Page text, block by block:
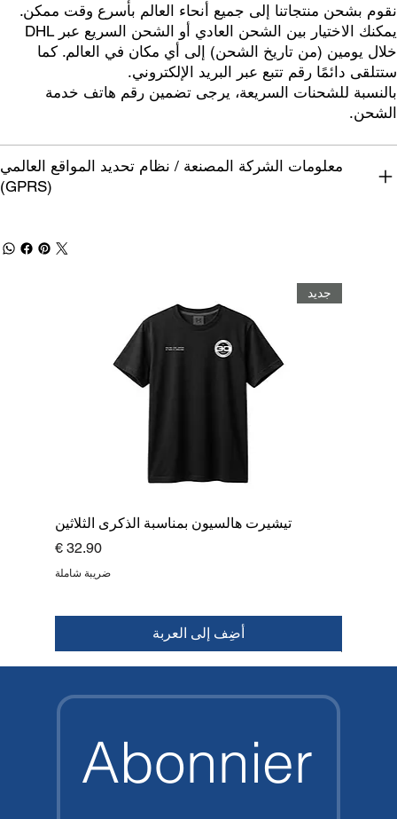
نقوم بشحن منتجاتنا إلى جميع أنحاء العالم بأسرع وقت ممكن.
يمكنك الاختيار بين الشحن العادي أو الشحن السريع عبر DHL
خلال يومين (من تاريخ الشحن) إلى أي مكان في العالم. كما
ستتلقى دائمًا رقم تتبع عبر البريد الإلكتروني.
بالنسبة للشحنات السريعة، يرجى تضمين رقم هاتف خدمة
الشحن.
معلومات الشركة المصنعة / نظام تحديد المواقع العالمي
(GPRS)
جديد
تيشيرت هالسيون بمناسبة الذكرى الثلاثين
السعر‏32.90 €
ضريبة شاملة
أضِف إلى العربة
Abonnier